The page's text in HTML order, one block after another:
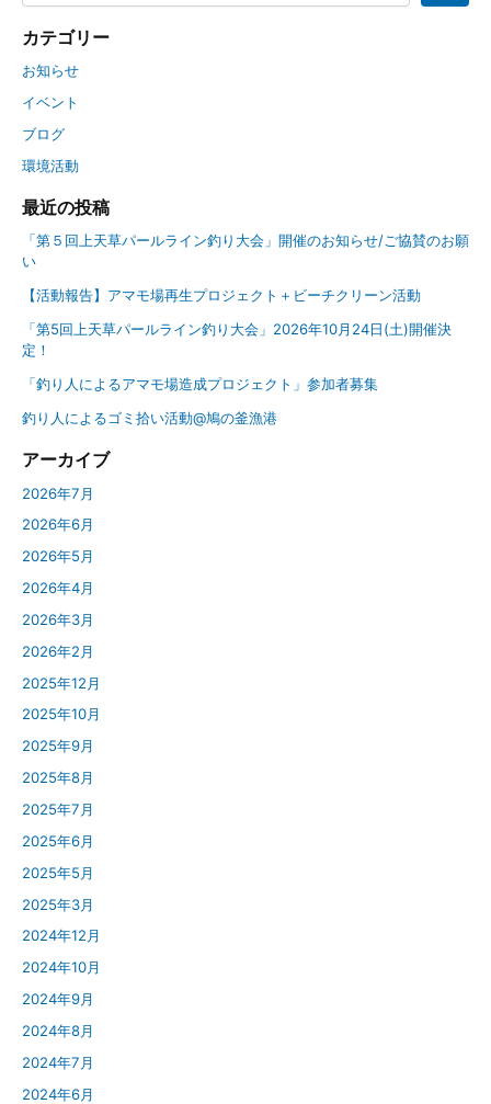
カテゴリー
お知らせ
イベント
ブログ
環境活動
最近の投稿
「第５回上天草パールライン釣り大会」開催のお知らせ/ご協賛のお願
い
【活動報告】アマモ場再生プロジェクト＋ビーチクリーン活動
「第5回上天草パールライン釣り大会」2026年10月24日(土)開催決
定！
「釣り人によるアマモ場造成プロジェクト」参加者募集
釣り人によるゴミ拾い活動@鳩の釜漁港
アーカイブ
2026年7月
2026年6月
2026年5月
2026年4月
2026年3月
2026年2月
2025年12月
2025年10月
2025年9月
2025年8月
2025年7月
2025年6月
2025年5月
2025年3月
2024年12月
2024年10月
2024年9月
2024年8月
2024年7月
2024年6月